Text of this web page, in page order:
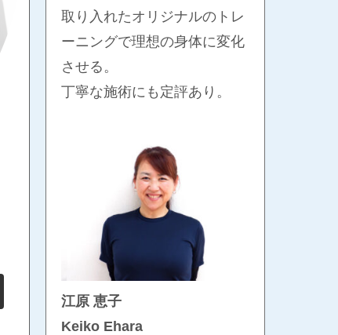
取り入れたオリジナルのトレ
ーニングで理想の身体に変化
させる。
丁寧な施術にも定評あり。
江原 恵子
Keiko Ehara